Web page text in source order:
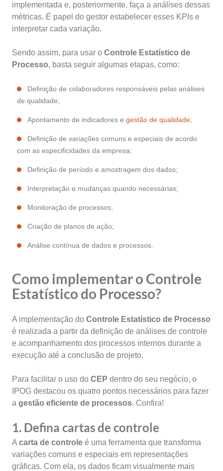
implementada e, posteriormente, faça a análises dessas
métricas. É papel do gestor estabelecer esses KPIs e
interpretar cada variação.
Sendo assim, para usar o Controle Estatístico de
Processo, basta seguir algumas etapas, como:
Definição de colaboradores responsáveis pelas análises
de qualidade;
Apontamento de indicadores e gestão de qualidade;
Definição de variações comuns e especiais de acordo
com as especificidades da empresa;
Definição de período e amostragem dos dados;
Interpretação e mudanças quando necessárias;
Monitoração de processos;
Criação de planos de ação;
Análise contínua de dados e processos.
Como implementar o Controle
Estatístico do Processo?
A implementação do Controle Estatístico de Processo
é realizada a partir da definição de análises de controle
e acompanhamento dos processos internos durante a
execução até a conclusão de projeto.
Para facilitar o uso do CEP dentro do seu negócio, o
IPOG destacou os quatro pontos necessários para fazer
a gestão eficiente de processos. Confira!
1. Defina cartas de controle
A carta de controle é uma ferramenta que transforma
variações comuns e especiais em representações
gráficas. Com ela, os dados ficam visualmente mais